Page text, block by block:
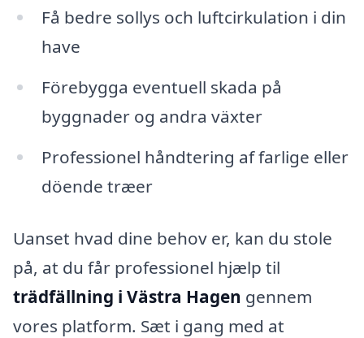
Få bedre sollys och luftcirkulation i din
have
Förebygga eventuell skada på
byggnader og andra växter
Professionel håndtering af farlige eller
döende træer
Uanset hvad dine behov er, kan du stole
på, at du får professionel hjælp til
trädfällning i Västra Hagen gennem
vores platform. Sæt i gang med at